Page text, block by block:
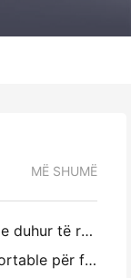
MË SHUMË
Si të zgjedhësh programin e duhur të restorantit për restorantin tënd të vogël apo të mesëm
A ju duhet një printer A4 portable për faturat e depove? Çfarë funksionon?